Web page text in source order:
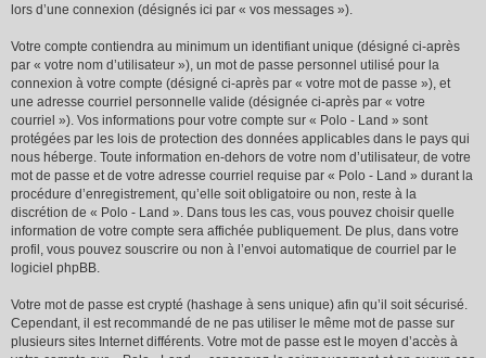
lors d’une connexion (désignés ici par « vos messages »).
Votre compte contiendra au minimum un identifiant unique (désigné ci-après
par « votre nom d’utilisateur »), un mot de passe personnel utilisé pour la
connexion à votre compte (désigné ci-après par « votre mot de passe »), et
une adresse courriel personnelle valide (désignée ci-après par « votre
courriel »). Vos informations pour votre compte sur « Polo - Land » sont
protégées par les lois de protection des données applicables dans le pays qui
nous héberge. Toute information en-dehors de votre nom d’utilisateur, de votre
mot de passe et de votre adresse courriel requise par « Polo - Land » durant la
procédure d’enregistrement, qu’elle soit obligatoire ou non, reste à la
discrétion de « Polo - Land ». Dans tous les cas, vous pouvez choisir quelle
information de votre compte sera affichée publiquement. De plus, dans votre
profil, vous pouvez souscrire ou non à l’envoi automatique de courriel par le
logiciel phpBB.
Votre mot de passe est crypté (hashage à sens unique) afin qu’il soit sécurisé.
Cependant, il est recommandé de ne pas utiliser le même mot de passe sur
plusieurs sites Internet différents. Votre mot de passe est le moyen d’accès à